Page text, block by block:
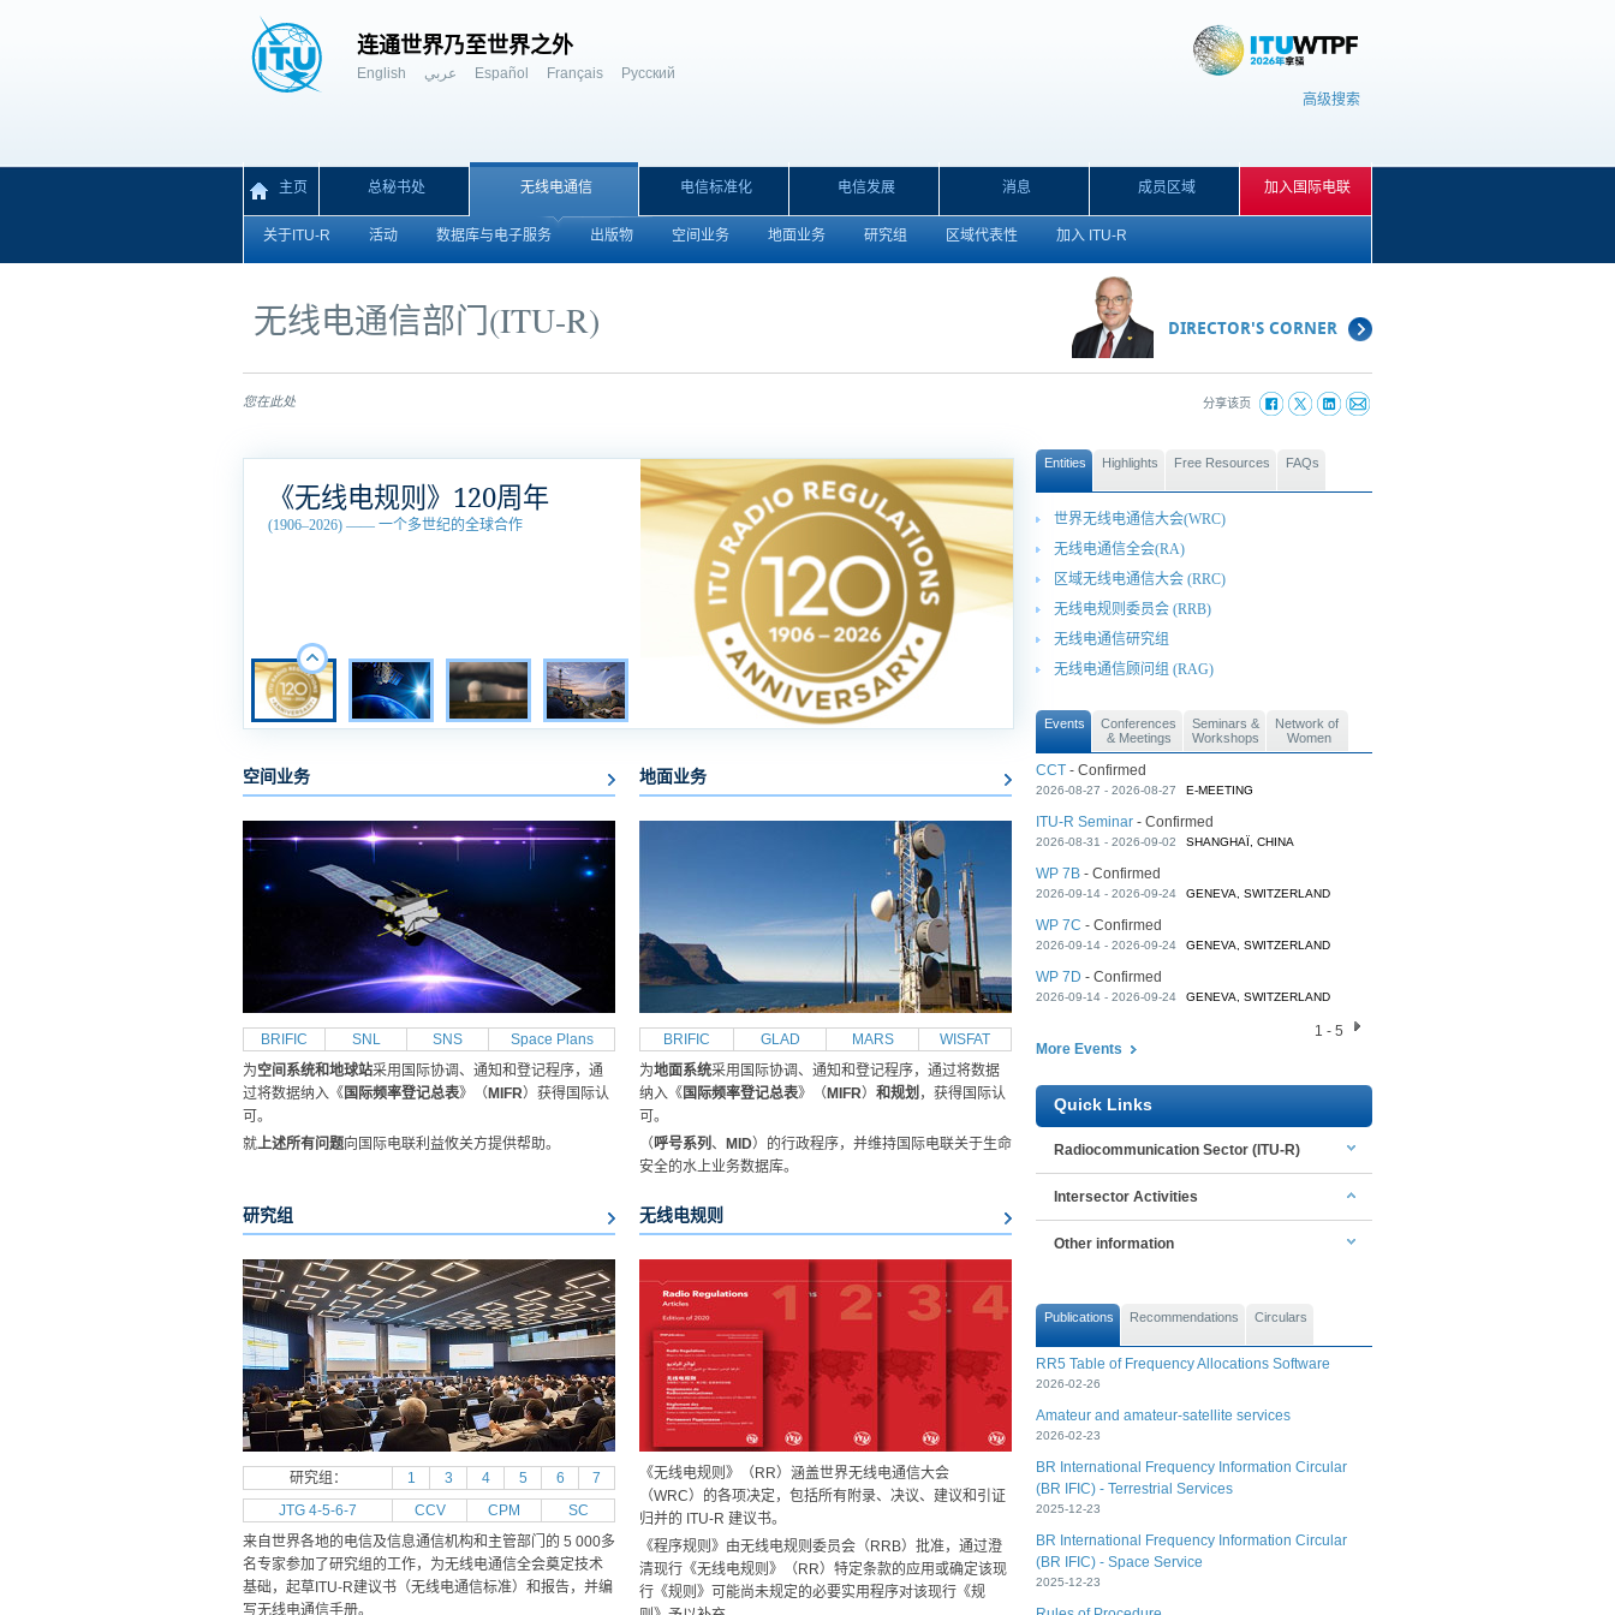
连通世界乃至世界之外
English عربي Español Français
Русский
高级搜索
主页 总秘书处 无线电通信
关于ITU-R 活动 数据库与电子服务 出版物 空间业务 地面业务 研究组 区域代表性 加入 ITU-R
电信标准化 电信发展 消息 成员区域 加入国际电联
无线电通信部门(ITU-R) DIRECTOR'S CORNER
您在此处 分享该页
《无线电规则》120周年
(1906–2026) —— 一个多世纪的全球合作
空间业务
BRIFIC SNL SNS
Space Plans
为空间系统和地球站采用国际协调、通知和登记程序，通
过将数据纳入《国际频率登记总表》（ MIFR）获得国际认
可。
就上述所有问题向国际电联利益攸关方提供帮助。​
地面业务
BRIFIC GLAD MARS
WISFAT
为地面系统采用国际协调、通知和登记程序，通过将数据
纳入《国际频率登记总表》（ MIFR） 和规划 ，获得国际认
可。
（呼号系列、 MID）的行政程序，并维持国际电联关于生命
安全的水上业务数据库。
研究组
研究组： 1 3 4 5 6
7
JTG 4-5-6-7
CCV CPM
SC
来自世界各地的电信及信息通信机构和主管部门的 5 000多
名专家参加了研究组的工作，为无线电通信全会奠定技术
基础，起草ITU-R建议书（无线电通信标准）和报告，并编
写无线电通信手册。
无线电规则
《无线电规则》（RR）涵盖世界无线电通信大会
（WRC）的各项决定，包括所有附录、决议、建议和引证
归并的 ITU-R 建议书。
《程序规则》由无线电规则委员会（RRB）批准，通过澄
清现行《无线电规则》（RR）特定条款的应用或确定该现
行《规则》可能尚未规定的必要实用程序对该现行《规
Entities Highlights Free Resources FAQs
世界无线电通信大会(WRC)
无线电通信全会(RA)
区域无线电通信大会 (RRC)
无线电规则委员会 (RRB)
无线电通信研究组
无线电通信顾问组 (RAG)
Events
Conferences
& Meetings
Seminars &
Workshops
Network of
Women
CCT - Confirmed
2026-08-27 - 2026-08-27 E-MEETING
ITU-R Seminar - Confirmed
2026-08-31 - 2026-09-02 SHANGHAÏ, CHINA
WP 7B - Confirmed
2026-09-14 - 2026-09-24 GENEVA, SWITZERLAND
WP 7C - Confirmed
2026-09-14 - 2026-09-24 GENEVA, SWITZERLAND
WP 7D - Confirmed
2026-09-14 - 2026-09-24 GENEVA, SWITZERLAND
1 - 5
More Events
Quick Links
Radiocommunication Sector (ITU-R)
Intersector Activities
Other information
Publications Recommendations Circulars
RR5 Table of Frequency Allocations Software
2026-02-26
Amateur and amateur-satellite services
2026-02-23
BR International Frequency Information Circular
(BR IFIC) - Terrestrial Services
2025-12-23
BR International Frequency Information Circular
(BR IFIC) - Space Service
2025-12-23